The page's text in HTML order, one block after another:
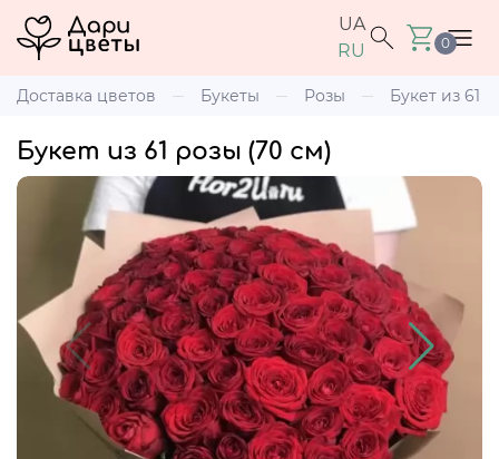
UA
RU
0
Доставка цветов Букеты Розы Букет из 61
Букет из 61 розы (70 см)